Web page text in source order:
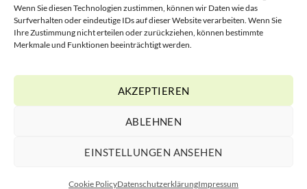
Wenn Sie diesen Technologien zustimmen, können wir Daten wie das
Surfverhalten oder eindeutige IDs auf dieser Website verarbeiten. Wenn Sie
Ihre Zustimmung nicht erteilen oder zurückziehen, können bestimmte
Merkmale und Funktionen beeinträchtigt werden.
AKZEPTIEREN
ABLEHNEN
EINSTELLUNGEN ANSEHEN
Cookie PolicyDatenschutzerklärungImpressum
Mobil0178-51 22 494
E-Mailinfo@heilpraktikerin-tellkamp.de
www.heilpraktikerin-tellkamp.de